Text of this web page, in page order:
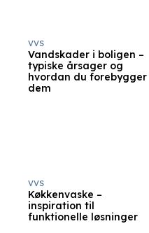
Vandskader i boligen –
typiske årsager og
hvordan du forebygger
dem
VVS
Køkkenvaske –
inspiration til
funktionelle løsninger
VVS